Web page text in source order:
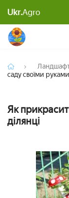
Ukr.Agro
саду своїми руками
Як
ділянці